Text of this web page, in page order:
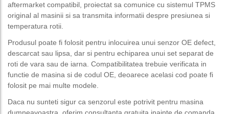
aftermarket compatibil, proiectat sa comunice cu sistemul TPMS
original al masinii si sa transmita informatii despre presiunea si
temperatura rotii.
Produsul poate fi folosit pentru inlocuirea unui senzor OE defect,
descarcat sau lipsa, dar si pentru echiparea unui set separat de
roti de vara sau de iarna. Compatibilitatea trebuie verificata in
functie de masina si de codul OE, deoarece acelasi cod poate fi
folosit pe mai multe modele.
Daca nu sunteti sigur ca senzorul este potrivit pentru masina